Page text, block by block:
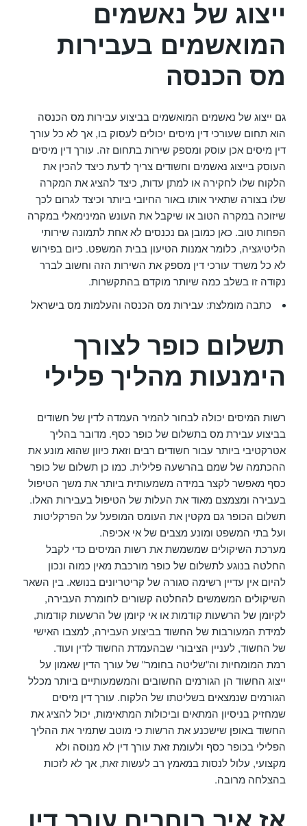
ייצוג של נאשמים
המואשמים בעבירות
מס הכנסה
גם ייצוג של נאשמים המואשמים בביצוע עבירות מס הכנסה
הוא תחום שעורכי דין מיסים יכולים לעסוק בו, אך לא כל עורך
דין מיסים אכן עוסק ומספק שירות בתחום זה. עורך דין מיסים
העוסק בייצוג נאשמים וחשודים צריך לדעת כיצד להכין את
הלקוח שלו לחקירה או למתן עדות, כיצד להציג את המקרה
שלו בצורה שתאיר אותו באור החיובי ביותר וכיצד לגרום לכך
שיזוכה במקרה הטוב או שיקבל את העונש המינימאלי במקרה
הפחות טוב. כאן כמובן גם נכנסים לא אחת לתמונה שירותי
הליטיגציה, כלומר אמנות הטיעון בבית המשפט. כיום בפירוש
לא כל משרד עורכי דין מספק את השירות הזה וחשוב לברר
נקודה זו בשלב כמה שיותר מוקדם בהתקשרות.
כתבה מומלצת: עבירות מס הכנסה והעלמות מס בישראל
תשלום כופר לצורך
הימנעות מהליך פלילי
רשות המיסים יכולה לבחור להמיר העמדה לדין של חשודים
בביצוע עבירת מס בתשלום של כופר כסף. מדובר בהליך
אטרקטיבי ביותר עבור חשודים רבים וזאת כיוון שהוא מונע את
ההכתמה של שמם בהרשעה פלילית. כמו כן תשלום של כופר
כסף מאפשר לקצר במידה משמעותית ביותר את משך הטיפול
בעבירה ומצמצם מאוד את העלות של הטיפול בעבירות האלו.
תשלום הכופר גם מקטין את העומס המופעל על הפרקליטות
ועל בתי המשפט ומונע מצבים של אי אכיפה.
מערכת השיקולים שמשמשת את רשות המיסים כדי לקבל
החלטה בנוגע לתשלום של כופר מורכבת מאין כמוה ונכון
להיום אין עדיין רשימה סגורה של קריטריונים בנושא. בין השאר
השיקולים המשמשים להחלטה קשורים לחומרת העבירה,
לקיומן של הרשעות קודמות או אי קיומן של הרשעות קודמות,
למידת המעורבות של החשוד בביצוע העבירה, למצבו האישי
של החשוד, לעניין הציבורי שבהעמדת החשוד לדין ועוד.
רמת המומחיות וה"שליטה בחומר" של עורך הדין שאמון על
ייצוג החשוד הן הגורמים החשובים והמשמעותיים ביותר מכלל
הגורמים שנמצאים בשליטתו של הלקוח. עורך דין מיסים
שמחזיק בניסיון המתאים וביכולות המתאימות, יכול להציג את
החשוד באופן שישכנע את הרשות כי מוטב שתמיר את ההליך
הפלילי בכופר כסף ולעומת זאת עורך דין לא מנוסה ולא
מקצועי, עלול לנסות במאמץ רב לעשות זאת, אך לא לזכות
בהצלחה מרובה.